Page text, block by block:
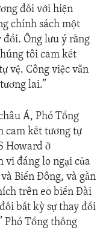
đối với hiện
chính sách một
đổi. Ông lưu ý rằng
tôi cam kết
vệ. Công việc vẫn
lai.”
Á, Phó Tổng
cam kết tương tự
Howard ở
vi đáng lo ngại của
Biển Đông, và gần
trên eo biển Đài
bất kỳ sự thay đổi
Phó Tổng thống